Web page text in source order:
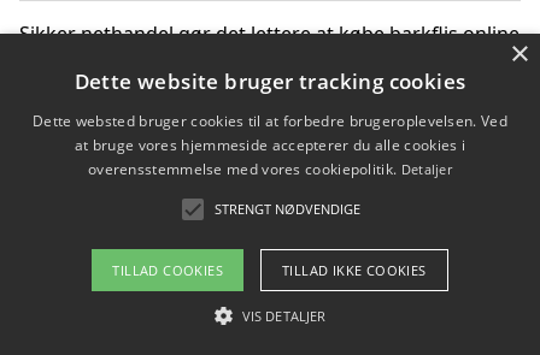
Sikker nethandel gør det lettere at købe barkflis online
Ting du bør vide før du vælger webbureau i Aarhus
Copyright 2026 - Pilanto Aps
Om / kontakt
Blog Betingelser
×
Dette website bruger tracking cookies
Dette websted bruger cookies til at forbedre brugeroplevelsen. Ved
at bruge vores hjemmeside accepterer du alle cookies i
overensstemmelse med vores cookiepolitik. Detaljer
STRENGT NØDVENDIGE
TILLAD COOKIES TILLAD IKKE COOKIES
VIS DETALJER